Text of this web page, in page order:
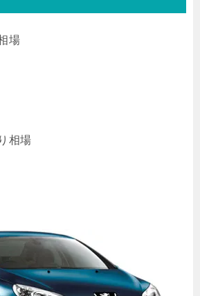
場
相場